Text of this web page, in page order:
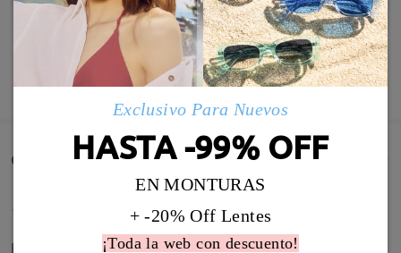
MOSTRAR MÁS
Comentarios de Clientes(1485)
Excelente me gustaron mucho y receta perfecta
Exclusivo Para Nuevos
HASTA -99% OFF
EN MONTURAS
+ -20% Off Lentes
¡Toda la web con descuento!